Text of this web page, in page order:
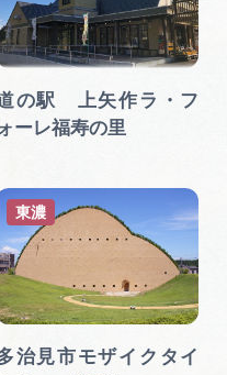
の駅 上矢作ラ・フ
ォーレ福寿の里
治見市モザイクタイ
東濃